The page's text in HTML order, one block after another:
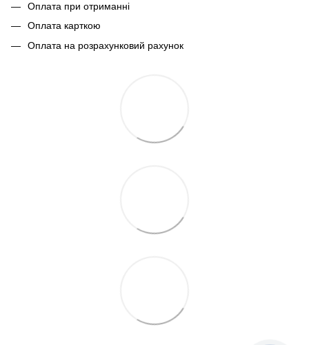
Оплата при отриманні
Оплата карткою
Оплата на розрахунковий рахунок